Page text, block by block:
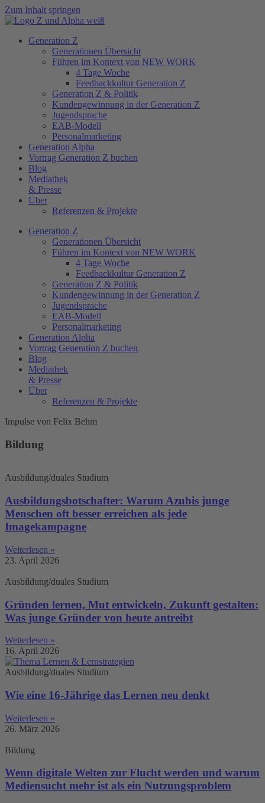
Zum Inhalt springen
Generation Z
Generationen Übersicht
Führen im Kontext von NEW WORK
4 Tage Woche
Feedbackkultur Generation Z
Generation Z & Politik
Kundengewinnung in der Generation Z
Jugendsprache
EAB-Modell
Personalmarketing
Generation Alpha
Vortrag Generation Z buchen
Blog
Mediathek
& Presse
Über
Referenzen & Projekte
Generation Z
Generationen Übersicht
Führen im Kontext von NEW WORK
4 Tage Woche
Feedbackkultur Generation Z
Generation Z & Politik
Kundengewinnung in der Generation Z
Jugendsprache
EAB-Modell
Personalmarketing
Generation Alpha
Vortrag Generation Z buchen
Blog
Mediathek
& Presse
Über
Referenzen & Projekte
Impulse von Felix Behm
Bildung
Ausbildung/duales Studium
Ausbildungsbotschafter: Warum Azubis junge
Menschen oft besser erreichen als jede
Imagekampagne
Weiterlesen »
23. April 2026
Ausbildung/duales Studium
Gründen lernen, Mut entwickeln, Zukunft gestalten:
Was junge Gründer von heute antreibt
Weiterlesen »
16. April 2026
Ausbildung/duales Studium
Wie eine 16-Jährige das Lernen neu denkt
Weiterlesen »
26. März 2026
Bildung
Wenn digitale Welten zur Flucht werden und warum
Mediensucht mehr ist als ein Nutzungsproblem